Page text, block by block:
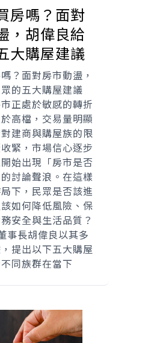
房嗎？面對
，胡偉良給
大購屋建議
？面對房市動盪，
的五大購屋建議
正處於敏感的轉折
高檔，交易量明顯
建商與購屋族的限
緊，市場信心逐步
始出現「房市是否
討論聲浪。在這樣
下，民眾是否該進
如何降低風險、保
安全與生活品質？
事長胡偉良以其多
提出以下五大購屋
同族群在當下